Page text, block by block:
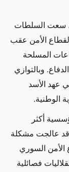
كانون الأول/ديسمبر 2024، سعت السلطات
لقطاع الأمن عقب
المسلحة
وبالتوازي
عهد الأسد
الوطنية.
أكثر
قد عالجت مشكلة
الأمن السوري
فصائلية